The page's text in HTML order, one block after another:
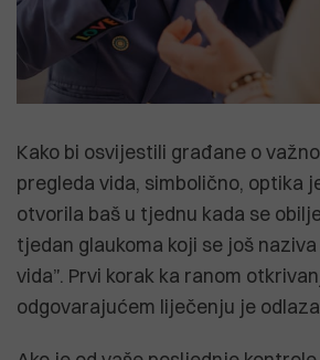
Kako bi osvijestili građane o
pregleda vida, simbolično, optika
otvorila baš u tjednu kada se
tjedan glaukoma koji se još
vida”. Prvi korak ka ranom
odgovarajućem liječenju je